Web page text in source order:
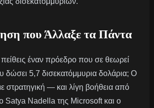
που Άλλαξε τα Πάντα
έναν πρόεδρο που σε θεωρεί
δώσει 5,7 δισεκατόμμυρια δολάρια; Ο
στρατηγική — και λίγη βοήθεια από
Satya Nadella της Microsoft και ο